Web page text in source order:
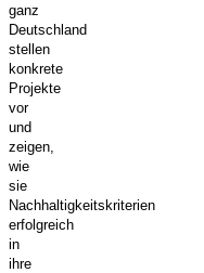
ganz
Deutschland
stellen
konkrete
Projekte
vor
und
zeigen,
wie
sie
Nachhaltigkeitskriterien
erfolgreich
in
ihre